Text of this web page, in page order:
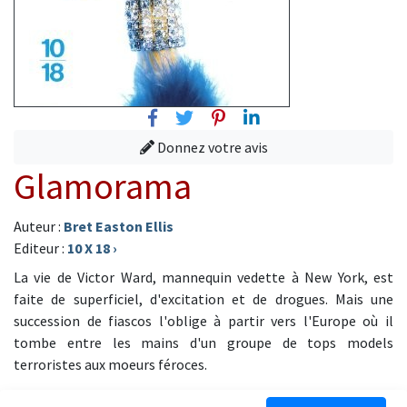
FacebookTwitterPinterest
Linkedin
Donnez votre avis
Glamorama
Auteur : Bret Easton Ellis
Editeur : 10 X 18 ›
La vie de Victor Ward, mannequin vedette à New York, est
faite de superficiel, d'excitation et de drogues. Mais une
succession de fiascos l'oblige à partir vers l'Europe où il
tombe entre les mains d'un groupe de tops models
terroristes aux moeurs féroces.